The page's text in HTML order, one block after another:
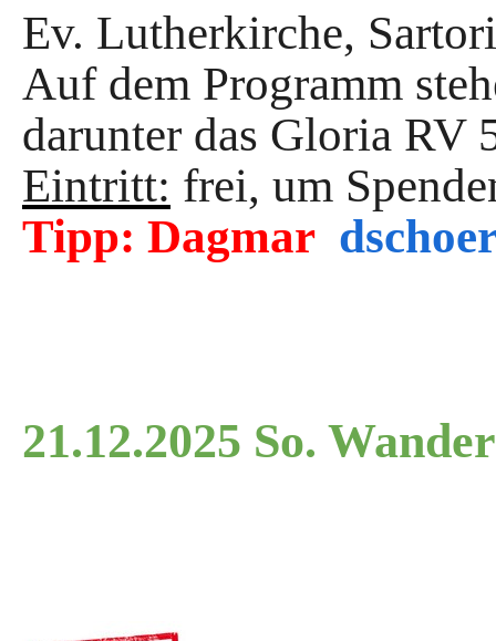
Ev. Lutherkirche,
Auf dem Programm
darunter das Gloria
Eintritt: frei, um
Tipp: Dagmar
21.12.2025 So.